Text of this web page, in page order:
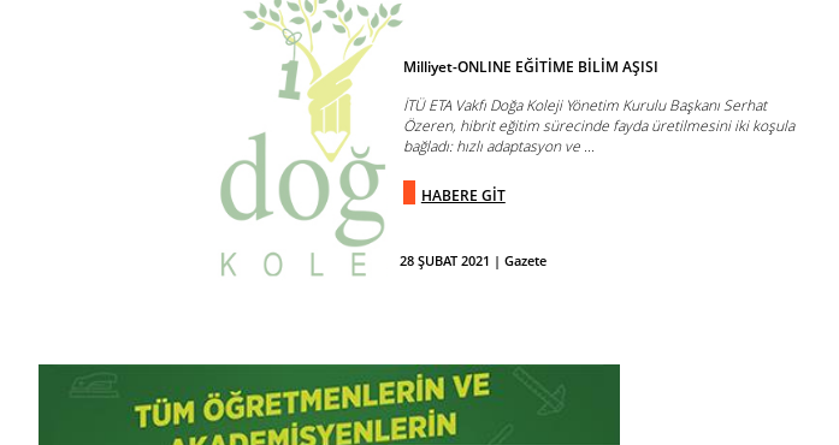
28 ŞUBAT 2021 | Gazete
Milliyet-ONLINE EĞİTİME BİLİM AŞISI
İTÜ ETA Vakfı Doğa Koleji Yönetim Kurulu Başkanı Serhat
Özeren, hibrit eğitim sürecinde fayda üretilmesini iki koşula
bağladı: hızlı adaptasyon ve ...
HABERE GİT